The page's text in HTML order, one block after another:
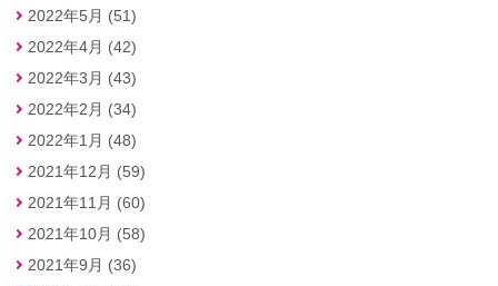
2022年5月 (51)
2022年4月 (42)
2022年3月 (43)
2022年2月 (34)
2022年1月 (48)
2021年12月 (59)
2021年11月 (60)
2021年10月 (58)
2021年9月 (36)